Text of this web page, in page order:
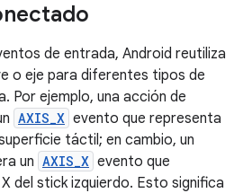
de entrada, Android reutiliza
o eje para diferentes tipos de
Por ejemplo, una acción de
AXIS_X evento que representa
táctil; en cambio, un
un AXIS_X evento que
del stick izquierdo. Esto significa